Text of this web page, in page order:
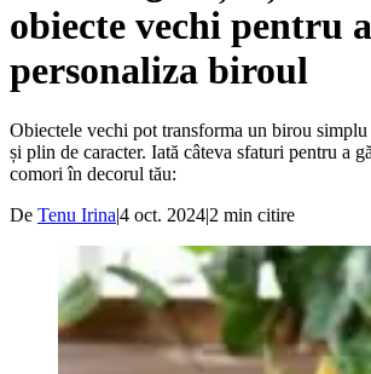
obiecte vechi pentru
personaliza biroul
Obiectele vechi pot transforma un birou
și plin de caracter. Iată câteva sfaturi pentru a
comori în decorul tău:
De Tenu Irina|4 oct. 2024|2 min citire